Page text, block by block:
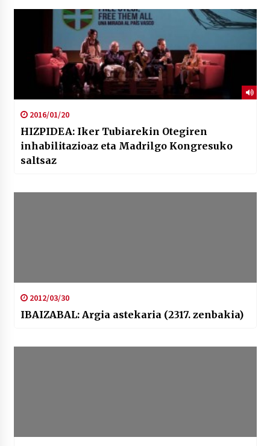
2016/01/20
HIZPIDEA: Iker Tubiarekin Otegiren
inhabilitazioaz eta Madrilgo Kongresuko
saltsaz
2012/03/30
IBAIZABAL: Argia astekaria (2317. zenbakia)